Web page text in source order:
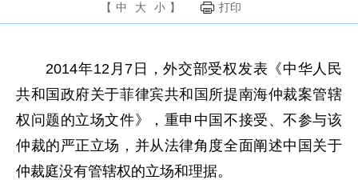
【 中 大 小 】 打印
2014年12月7日，外交部受权发表《中华人民
共和国政府关于菲律宾共和国所提南海仲裁案管辖
权问题的立场文件》，重申中国不接受、不参与该
仲裁的严正立场，并从法律角度全面阐述中国关于
仲裁庭没有管辖权的立场和理据。